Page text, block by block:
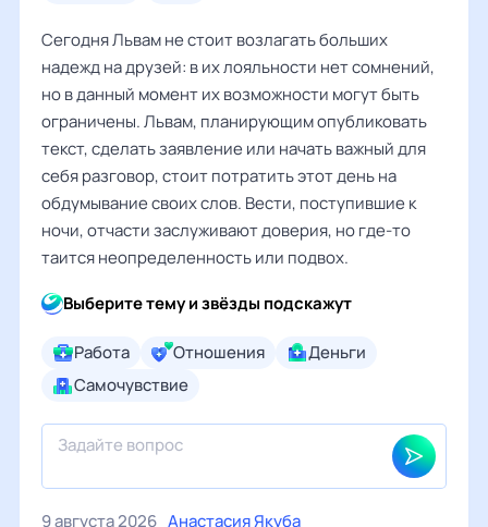
Сегодня Львам не стоит возлагать больших
надежд на друзей: в их лояльности нет сомнений,
но в данный момент их возможности могут быть
ограничены. Львам, планирующим опубликовать
текст, сделать заявление или начать важный для
себя разговор, стоит потратить этот день на
обдумывание своих слов. Вести, поступившие к
ночи, отчасти заслуживают доверия, но где-то
таится неопределенность или подвох.
Выберите тему и звёзды подскажут
Работа Отношения
Деньги
Самочувствие
9 августа 2026 Анастасия Якуба